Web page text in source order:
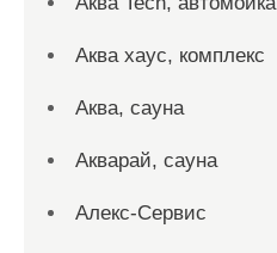
Аква хаус, комплекс
Аква, сауна
Акварай, сауна
Алекс-Сервис